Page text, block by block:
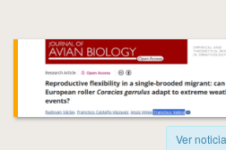
Ver noticia